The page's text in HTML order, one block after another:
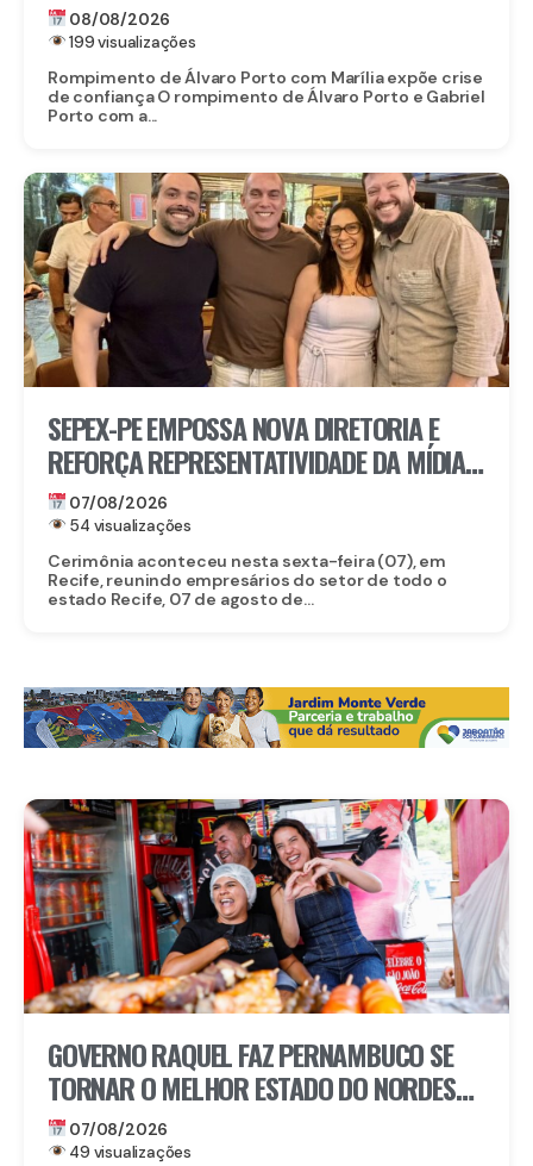
08/08/2026
199 visualizações
Rompimento de Álvaro Porto com Marília expõe crise
de confiança O rompimento de Álvaro Porto e Gabriel
Porto com a...
SEPEX-PE EMPOSSA NOVA DIRETORIA E
REFORÇA REPRESENTATIVIDADE DA MÍDIA
EXTERIOR EM PERNAMBUCO
07/08/2026
54 visualizações
Cerimônia aconteceu nesta sexta-feira (07), em
Recife, reunindo empresários do setor de todo o
estado Recife, 07 de agosto de...
GOVERNO RAQUEL FAZ PERNAMBUCO SE
TORNAR O MELHOR ESTADO DO NORDESTE
PARA EMPREENDER E AVANÇA AO TOP 3
NACIONAL
07/08/2026
49 visualizações